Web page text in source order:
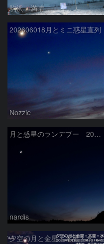
駒沢 満晴
202606018月とミニ惑星直列
Nozzie
月と惑星のランデブー 2026/06/19
nardis
夕空の月と金星・木星・水星の接近 2026/6/18